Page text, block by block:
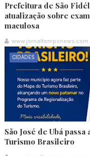
Prefeitura de São
atualização sobre
maculosa
www.jornaltemponews.com
CIDADES
São José de Ubá
Turismo Brasileiro